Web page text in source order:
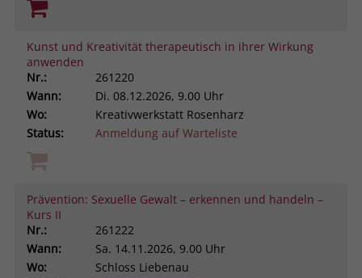
Kunst und Kreativität therapeutisch in ihrer Wirkung
anwenden
Nr.:
261220
Wann:
Di. 08.12.2026, 9.00 Uhr
Wo:
Kreativwerkstatt Rosenharz
Status:
Anmeldung auf Warteliste
Prävention: Sexuelle Gewalt – erkennen und handeln –
Kurs II
Nr.:
261222
Wann:
Sa. 14.11.2026, 9.00 Uhr
Wo:
Schloss Liebenau